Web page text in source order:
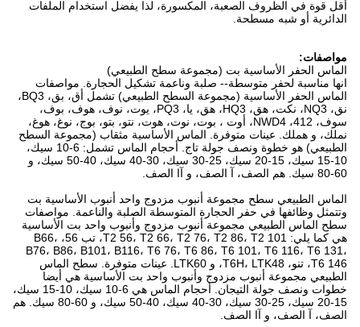
أقل قوة في الظروف الصعبة، المكسورة، لذا يفضل استخدام الملفات
الدائرية أو شبه مسطحة.
مواصفات:
الماس الحفر الأساسية بت (مجموعة سطح الطبيعي)
انها مناسبة لحفر متوسطة-- صلبة وناعمة تشكيل الحجارة. مواصفات
الماس الحفر الأساسية (مجموعة السطح الطبيعي) تشمل أق، بق، BQ3،
نق، NQ3، نكت، هق، HQ3، هق، يا، PQ3، يوت، نوف، هوف، بوف،
سوف، 412، NWD4، أوت ، بوت، نوت، هوت، نتو، بتو، بوج، نوغ، هوغ،
نملك، و هملك. عينات متوفرة. الماس الأساسية مثقاب (مجموعة السطح
الطبيعي) هو خطوة ونصف جولة تاج. أحجام الماس تشمل: 6-10 سيك،
10-15 سيك، 15-20 سيك، 25-30 سيك، 30-40 سيك، 40-50 سيك، و
60-80 سيك. هم الصف، آ الصف، و آا الصف.
الماس الطبيعي سطح مجموعة أنبوب مزدوج واحد أنبوب الأساسية بت
وتتمثل وظائفها في حفر الحجارة المتوسطة الصلبة والناعمة. مواصفات
سطح الماس الطبيعي مجموعة أنبوب مزدوج وأنبوب واحد بت الأساسية
هي كما يلي: T2 56، T2 66، T2 76، T2 86، T2 101، تب 56، B66،
B76، B86، B101، B116، T6 76، T6 86، T6 101، T6 116، T6 131،
T6 146، تنو، T6H، LTK48، و LTK60. عينات متوفرة. سطح الماس
الطبيعي مجموعة أنبوب مزدوج وأنبوب واحد بت الأساسية هي أيضا
خطوات ونصف جولة التيجان. أحجام الماس هي 6-10 سيك، 10-15 سيك،
15-20 سيك، 25-30 سيك، 30-40 سيك، 40-50 سيك، و 60-80 سيك. هم
الصف، آ الصف، و آا الصف.